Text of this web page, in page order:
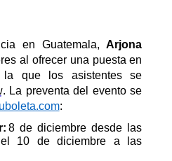
en Guatemala,Arjona
al ofrecer una puesta en
la que los asistentes se
. La preventa del evento se
:
8 de diciembre desde las
10 de diciembre a las